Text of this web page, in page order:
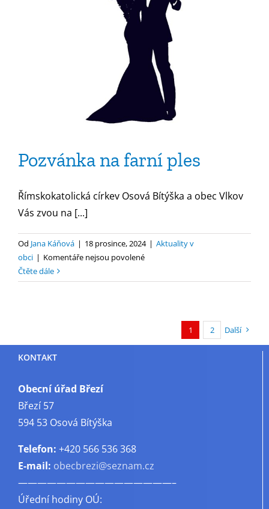
Pozvánka na farní ples
Římskokatolická církev Osová Bítýška a obec Vlkov
Vás zvou na [...]
Od Jana Káňová | 18 prosince, 2024 | Aktuality v
obci | Komentáře nejsou povolenéu
s
Čtěte dále
1 2 Další
KONTAKT
Obecní úřad Březí
Březí 57
594 53 Osová Bítýška
Telefon: +420 566 536 368
E-mail: obecbrezi@seznam.cz
————————————————–
Úřední hodiny OÚ: